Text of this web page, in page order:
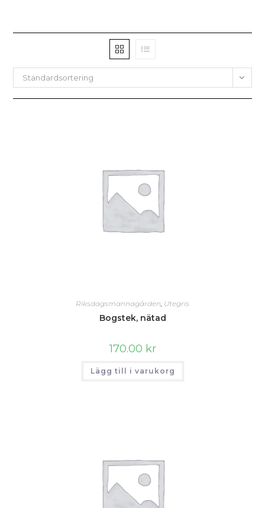
Standardsortering
Riksdagsmannagården, Utegris
Bogstek, nätad
170.00 kr
Lägg till i varukorg